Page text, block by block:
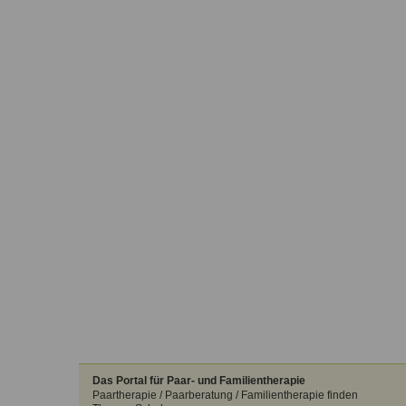
Das Portal für Paar- und Familientherapie
Paartherapie / Paarberatung / Familientherapie finden